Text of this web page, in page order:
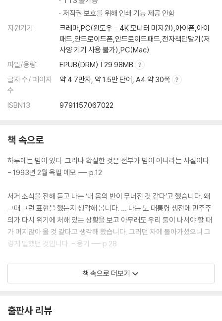
저작권 보호를 위해 인쇄 기능 제공 안함
지원기기
크레마,PC(윈도우 - 4K 모니터 미지원),아이폰,아이
패드,안드로이드폰,안드로이드패드,전자책단말기(저
사양 기기 사용 불가),PC(Mac)
파일/용량
EPUB(DRM) | 29.98MB
글자 수/ 페이지
수
약 4.7만자, 약 1.5만 단어, A4 약 30쪽
ISBN13 9791157067022
책 속으로
하루에는 밤이 있다. 그러나 확실한 것은 전부가 밤이 아니라는 사실이다.
- 1993년 2월 육필 메모 --- p.12
서거 소식을 전해 듣고 나는 ‘내 몸의 반이 무너진 것 같다’고 했습니다. 왜
그때 그런 표현을 했는지 생각해 봅니다. … 나는 노 대통령 생전에 민주주
의가 다시 위기에 처해 있는 상황을 보고 아무래도 우리 둘이 나서야 할 때
가 머지않아 올 것 같다고 생각해 왔습니다. 그러던 차에 돌아가셨으니 그
렇게 말했던 것입니다. - 용기 --- p.28
인간이 할 수 있는 모든 노력을 하고 마지막으로 기도만 남아있을 때 비로
소 기적이 기적처럼 오는 것이다. 그 속에는 용기와 기다림, 눈물과 한숨과
책 속으로 더보기
출판사 리뷰